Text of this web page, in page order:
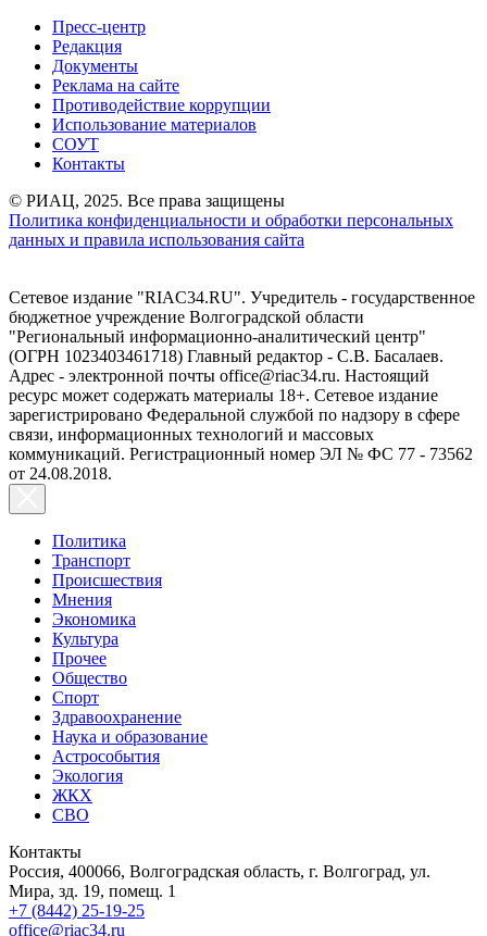
Пресс-центр
Редакция
Документы
Реклама на сайте
Противодействие коррупции
Использование материалов
СОУТ
Контакты
© РИАЦ, 2025. Все права защищены
Политика конфиденциальности и обработки персональных
данных и правила использования сайта
Сетевое издание "RIAC34.RU". Учредитель - государственное
бюджетное учреждение Волгоградской области
"Региональный информационно-аналитический центр"
(ОГРН 1023403461718) Главный редактор - С.В. Басалаев.
Адрес - электронной почты office@riac34.ru. Настоящий
ресурс может содержать материалы 18+. Сетевое издание
зарегистрировано Федеральной службой по надзору в сфере
связи, информационных технологий и массовых
коммуникаций. Регистрационный номер ЭЛ № ФС 77 - 73562
от 24.08.2018.
Политика
Транспорт
Происшествия
Мнения
Экономика
Культура
Прочее
Общество
Спорт
Здравоохранение
Наука и образование
Астрособытия
Экология
ЖКХ
СВО
Контакты
Россия, 400066, Волгоградская область, г. Волгоград, ул.
Мира, зд. 19, помещ. 1
+7 (8442) 25-19-25
office@riac34.ru